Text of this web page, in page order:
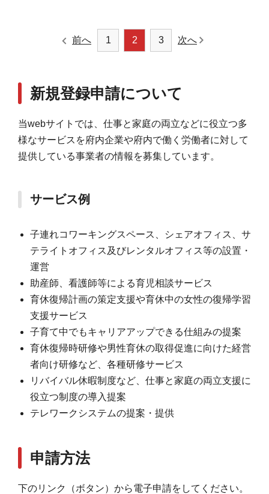
前へ 1 2 3 次へ
新規登録申請について
当webサイトでは、仕事と家庭の両立などに役立つ多
様なサービスを府内企業や府内で働く労働者に対して
提供している事業者の情報を募集しています。
サービス例
子連れコワーキングスペース、シェアオフィス、サ
テライトオフィス及びレンタルオフィス等の設置・
運営
助産師、看護師等による育児相談サービス
育休復帰計画の策定支援や育休中の女性の復帰学習
支援サービス
子育て中でもキャリアアップできる仕組みの提案
育休復帰時研修や男性育休の取得促進に向けた経営
者向け研修など、各種研修サービス
リバイバル休暇制度など、仕事と家庭の両立支援に
役立つ制度の導入提案
テレワークシステムの提案・提供
申請方法
下のリンク（ボタン）から電子申請をしてください。